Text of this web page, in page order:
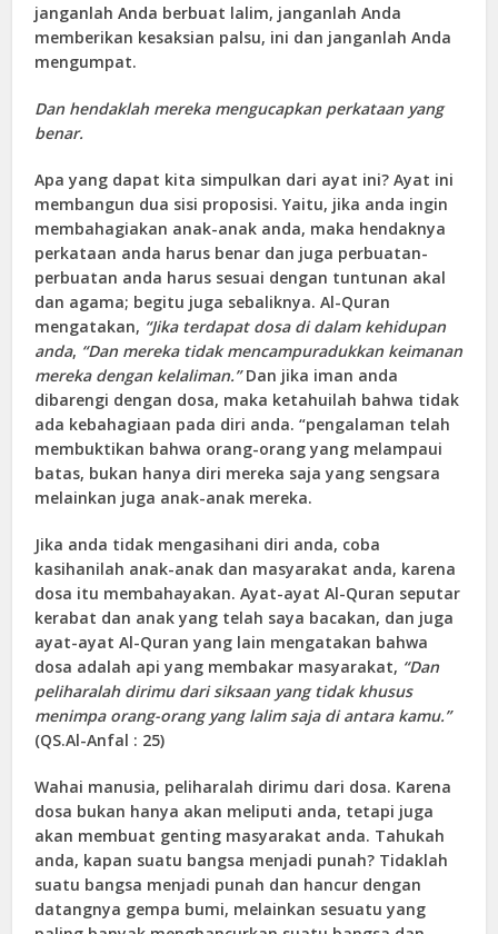
janganlah Anda berbuat lalim, janganlah Anda
memberikan kesaksian palsu, ini dan janganlah Anda
mengumpat.
Dan hendaklah mereka mengucapkan perkataan yang
benar.
Apa yang dapat kita simpulkan dari ayat ini? Ayat ini
membangun dua sisi proposisi. Yaitu, jika anda ingin
membahagiakan anak-anak anda, maka hendaknya
perkataan anda harus benar dan juga perbuatan-
perbuatan anda harus sesuai dengan tuntunan akal
dan agama; begitu juga sebaliknya. Al-Quran
mengatakan, “Jika terdapat dosa di dalam kehidupan
anda, “Dan mereka tidak mencampuradukkan keimanan
mereka dengan kelaliman.”Dan jika iman anda
dibarengi dengan dosa, maka ketahuilah bahwa tidak
ada kebahagiaan pada diri anda. “pengalaman telah
membuktikan bahwa orang-orang yang melampaui
batas, bukan hanya diri mereka saja yang sengsara
melainkan juga anak-anak mereka.
Jika anda tidak mengasihani diri anda, coba
kasihanilah anak-anak dan masyarakat anda, karena
dosa itu membahayakan. Ayat-ayat Al-Quran seputar
kerabat dan anak yang telah saya bacakan, dan juga
ayat-ayat Al-Quran yang lain mengatakan bahwa
dosa adalah api yang membakar masyarakat, “Dan
peliharalah dirimu dari siksaan yang tidak khusus
menimpa orang-orang yang lalim saja di antara kamu.”
(QS.Al-Anfal : 25)
Wahai manusia, peliharalah dirimu dari dosa. Karena
dosa bukan hanya akan meliputi anda, tetapi juga
akan membuat genting masyarakat anda. Tahukah
anda, kapan suatu bangsa menjadi punah? Tidaklah
suatu bangsa menjadi punah dan hancur dengan
datangnya gempa bumi, melainkan sesuatu yang